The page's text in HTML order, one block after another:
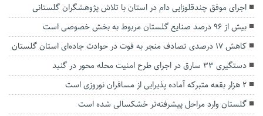
اجرای موفق چندقلوزایی دام در استان با تلاش پژوهشگران گلستانی
بیش از ۹۶ درصد صنایع گلستان مربوط به بخش خصوصی است
کاهش ۱۷ درصدی تصادف منجر به فوت در حوادث جاده‌ای استان گلستان
دستگیری ۳۳ سارق در اجرای طرح امنیت محله محور در گنبد
۲ هزار بقعه متبرکه آماده پذیرایی از مسافران نوروزی است
گلستان وارد مراحل پیشرفته‌تر خشکسالی شده است